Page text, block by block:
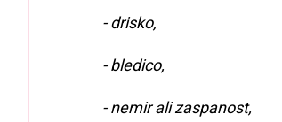
- drisko,
- bledico,
- nemir ali zaspanost,